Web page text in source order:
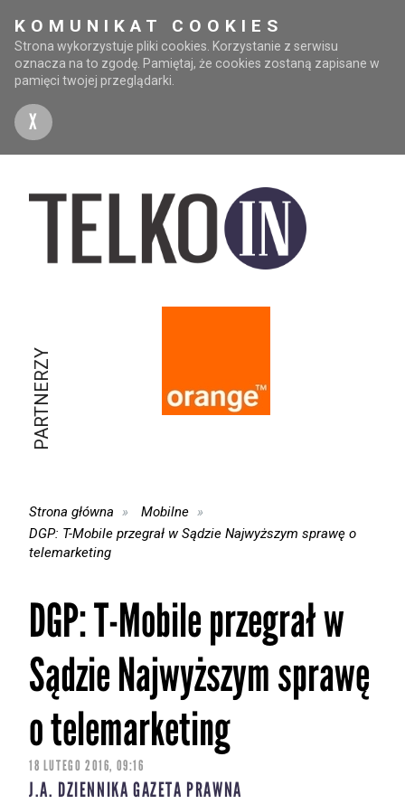
KOMUNIKAT COOKIES
Strona wykorzystuje pliki cookies. Korzystanie z serwisu
oznacza na to zgodę. Pamiętaj, że cookies zostaną zapisane w
pamięci twojej przeglądarki.
X
PARTNERZY
Strona główna
Mobilne
DGP: T-Mobile przegrał w Sądzie Najwyższym sprawę o
telemarketing
DGP: T-Mobile przegrał w
Sądzie Najwyższym sprawę
o telemarketing
18 LUTEGO 2016, 09:16
J.A. DZIENNIKA GAZETA PRAWNA